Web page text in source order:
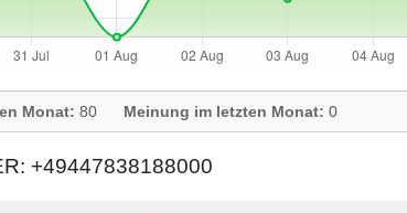
Monat: 80 Meinung im letzten Monat: 0
+49447838188000